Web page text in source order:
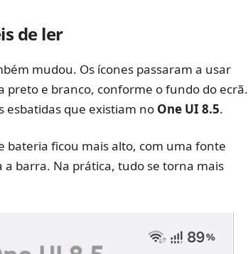
de ler
mudou. Os ícones passaram a usar
preto e branco, conforme o fundo do ecrã.
esbatidas que existiam no One UI 8.5.
bateria ficou mais alto, com uma fonte
barra. Na prática, tudo se torna mais